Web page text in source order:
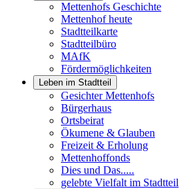
Mettenhofs Geschichte
Mettenhof heute
Stadtteilkarte
Stadtteilbüro
MAfK
Fördermöglichkeiten
Leben im Stadtteil
Gesichter Mettenhofs
Bürgerhaus
Ortsbeirat
Ökumene & Glauben
Freizeit & Erholung
Mettenhoffonds
Dies und Das.....
gelebte Vielfalt im Stadtteil